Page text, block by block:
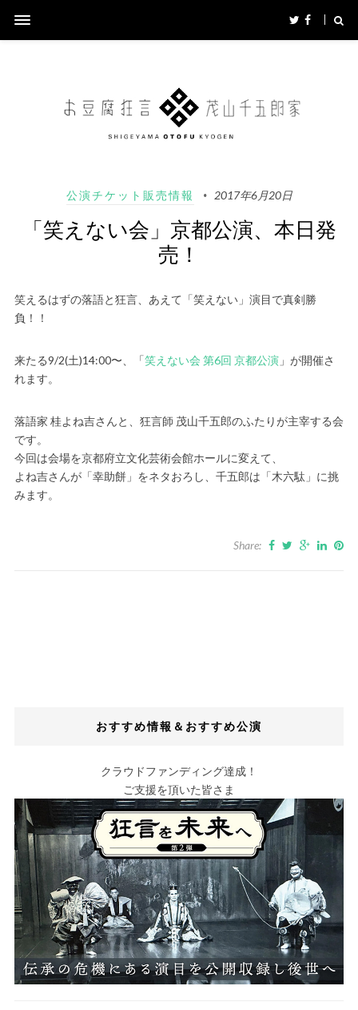
公演チケット販売情報 2017年6月20日
「笑えない会」京都公演、本日発
売！
笑えるはずの落語と狂言、あえて「笑えない」演目で真剣勝
負！！
来たる9/2(土)14:00〜、「笑えない会 第6回 京都公演」が開催さ
れます。
落語家 桂よね吉さんと、狂言師 茂山千五郎のふたりが主宰する会
です。
今回は会場を京都府立文化芸術会館ホールに変えて、
よね吉さんが「幸助餅」をネタおろし、千五郎は「木六駄」に挑
みます。
Share:
おすすめ情報＆おすすめ公演
クラウドファンディング達成！
ご支援を頂いた皆さま